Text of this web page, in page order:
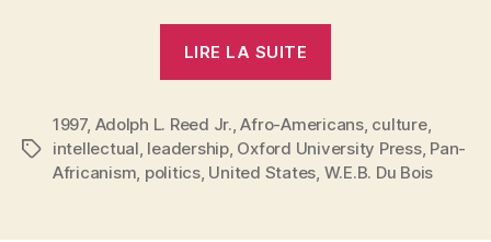
LIRE LA SUITE
Jr.
:
W.E.B.
Étiquettes
1997, Adolph L. Reed Jr.,Afro-Americans, culture,
intellectual, leadership, Oxford University Press, Pan-
Africanism, politics, United States, W.E.B. Du Bois